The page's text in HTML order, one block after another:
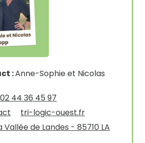
:Anne-Sophie et Nicolas
02 44 36 45 97
tri-logic-ouest.fr
Vallée de Landes - 85710 LA